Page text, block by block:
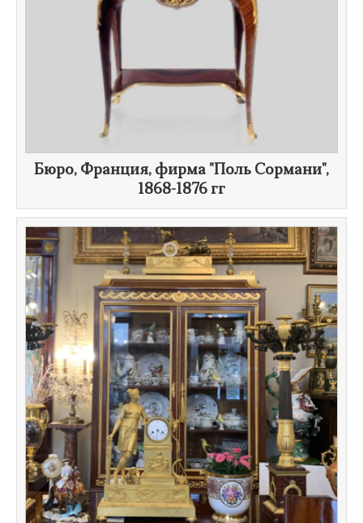
Бюро, Франция, фирма "Поль Сормани",
1868-1876 гг